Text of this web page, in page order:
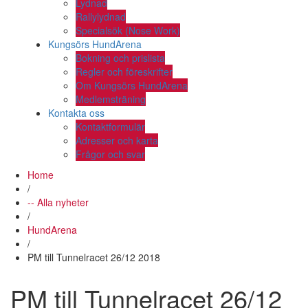
Lydnad
Rallylydnad
Specialsök (Nose Work)
Kungsörs HundArena
Bokning och prislista
Regler och föreskrifter
Om Kungsörs HundArena
Medlemsträning
Kontakta oss
Kontaktformulär
Adresser och karta
Frågor och svar
Home
/
-- Alla nyheter
/
HundArena
/
PM till Tunnelracet 26/12 2018
PM till Tunnelracet 26/12